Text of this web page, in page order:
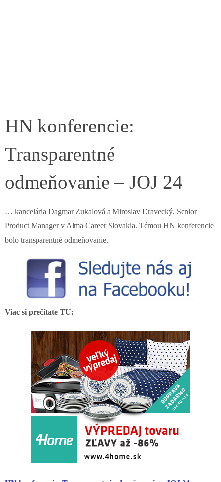
HN konferencie:
Transparentné
odmeňovanie – JOJ 24
… kancelária Dagmar Zukalová a Miroslav Dravecký, Senior
Product Manager v Alma Career Slovakia. Témou HN konferencie
bolo transparentné odmeňovanie.
Viac si prečítate TU: